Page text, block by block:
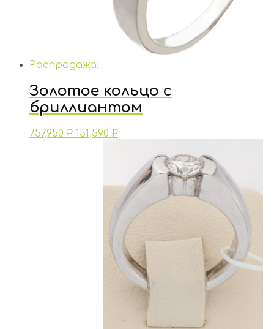
Распродажа!
Золотое кольцо с
бриллиантом
757,950₽ 151,590 ₽